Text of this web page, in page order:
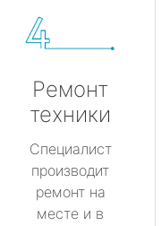
Ремонт
техники
Специалист
производит
ремонт на
месте и в